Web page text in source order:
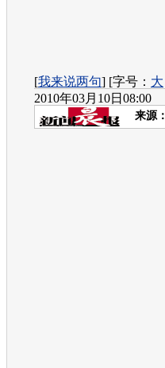
[我来说两句] [字号： 大
2010年03月10日08:00
来源：